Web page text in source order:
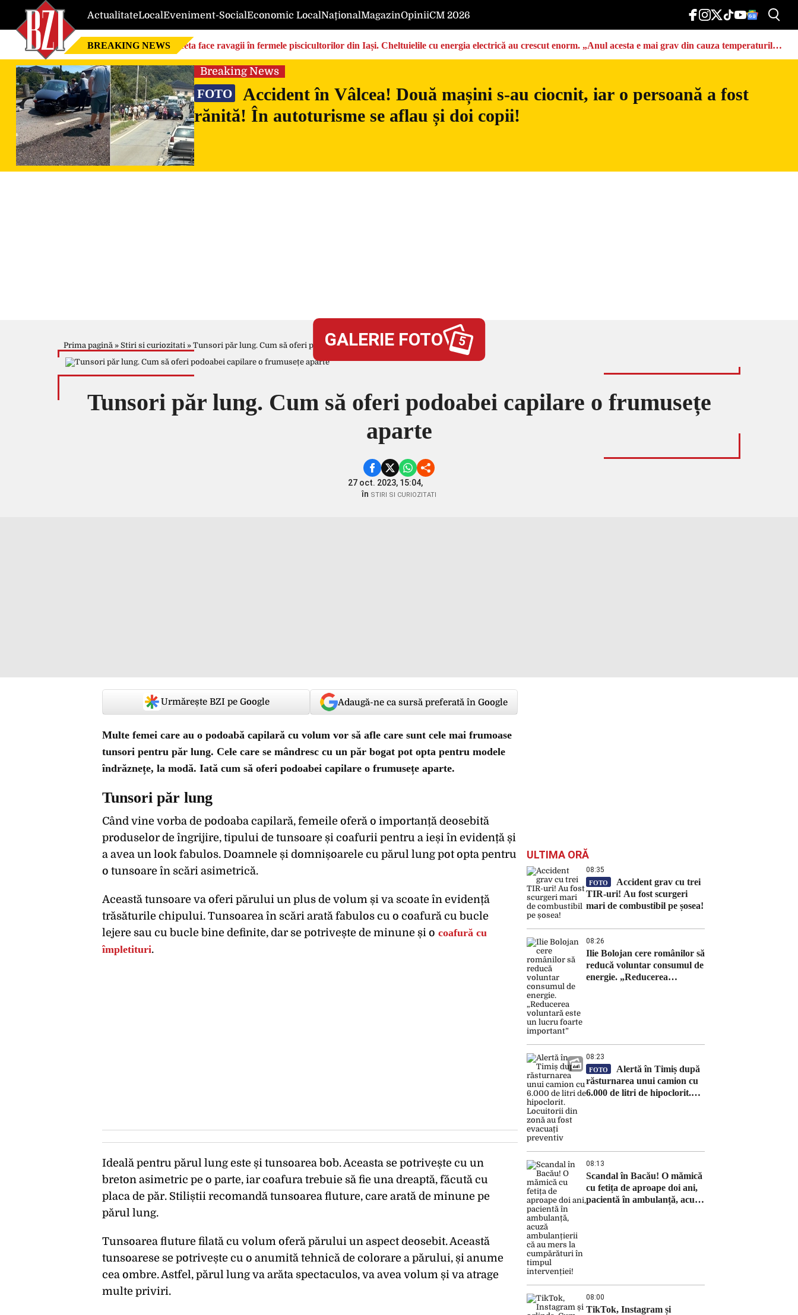
ActualitateLocalEveniment-SocialEconomic LocalNaționalMagazinOpiniiCM 2026
BREAKING NEWS Seceta face ravagii în fermele piscicultorilor din Iași. Cheltuielile cu energia electrică au crescut enorm. „Anul acesta e mai grav din cauza temperaturilor
foarte mari”
Breaking News
FOTO
Accident în Vâlcea! Două mașini s-au ciocnit, iar o persoană a fost
rănită! În autoturisme se aflau și doi copii!
Prima pagină » Stiri si curiozitati » Tunsori păr lung. Cum să oferi podoabei capilare o frumusețe aparte
GALERIE FOTO 5
Tunsori păr lung. Cum să oferi podoabei capilare o frumusețe
aparte
27 oct. 2023, 15:04,
în STIRI SI CURIOZITATI
Urmărește BZI pe Google Adaugă-ne ca sursă preferată în Google
Multe femei care au o podoabă capilară cu volum vor să afle care sunt cele mai frumoase
tunsori pentru păr lung. Cele care se mândresc cu un păr bogat pot opta pentru modele
îndrăznețe, la modă. Iată cum să oferi podoabei capilare o frumusețe aparte.
Tunsori păr lung
Când vine vorba de podoaba capilară, femeile oferă o importanță deosebită
produselor de îngrijire, tipului de tunsoare și coafurii pentru a ieși în evidență și
a avea un look fabulos. Doamnele și domnișoarele cu părul lung pot opta pentru
o tunsoare în scări asimetrică.
Această tunsoare va oferi părului un plus de volum și va scoate în evidență
trăsăturile chipului. Tunsoarea în scări arată fabulos cu o coafură cu bucle
lejere sau cu bucle bine definite, dar se potrivește de minune și o coafură cu
împletituri.
Ideală pentru părul lung este și tunsoarea bob. Aceasta se potrivește cu un
breton asimetric pe o parte, iar coafura trebuie să fie una dreaptă, făcută cu
placa de păr. Stiliștii recomandă tunsoarea fluture, care arată de minune pe
părul lung.
Tunsoarea fluture filată cu volum oferă părului un aspect deosebit. Această
tunsoarese se potrivește cu o anumită tehnică de colorare a părului, și anume
cea ombre. Astfel, părul lung va arăta spectaculos, va avea volum și va atrage
multe priviri.
ULTIMA ORĂ
08:35
FOTO
Accident grav cu trei
TIR-uri! Au fost scurgeri
mari de combustibil pe șosea!
08:26
Ilie Bolojan cere românilor să
reducă voluntar consumul de
energie. „Reducerea
08:23
FOTO
Alertă în Timiș după
răsturnarea unui camion cu
6.000 de litri de hipoclorit.
08:13
Scandal în Bacău! O mămică
cu fetița de aproape doi ani,
pacientă în ambulanță, acuză
08:00
TikTok, Instagram și